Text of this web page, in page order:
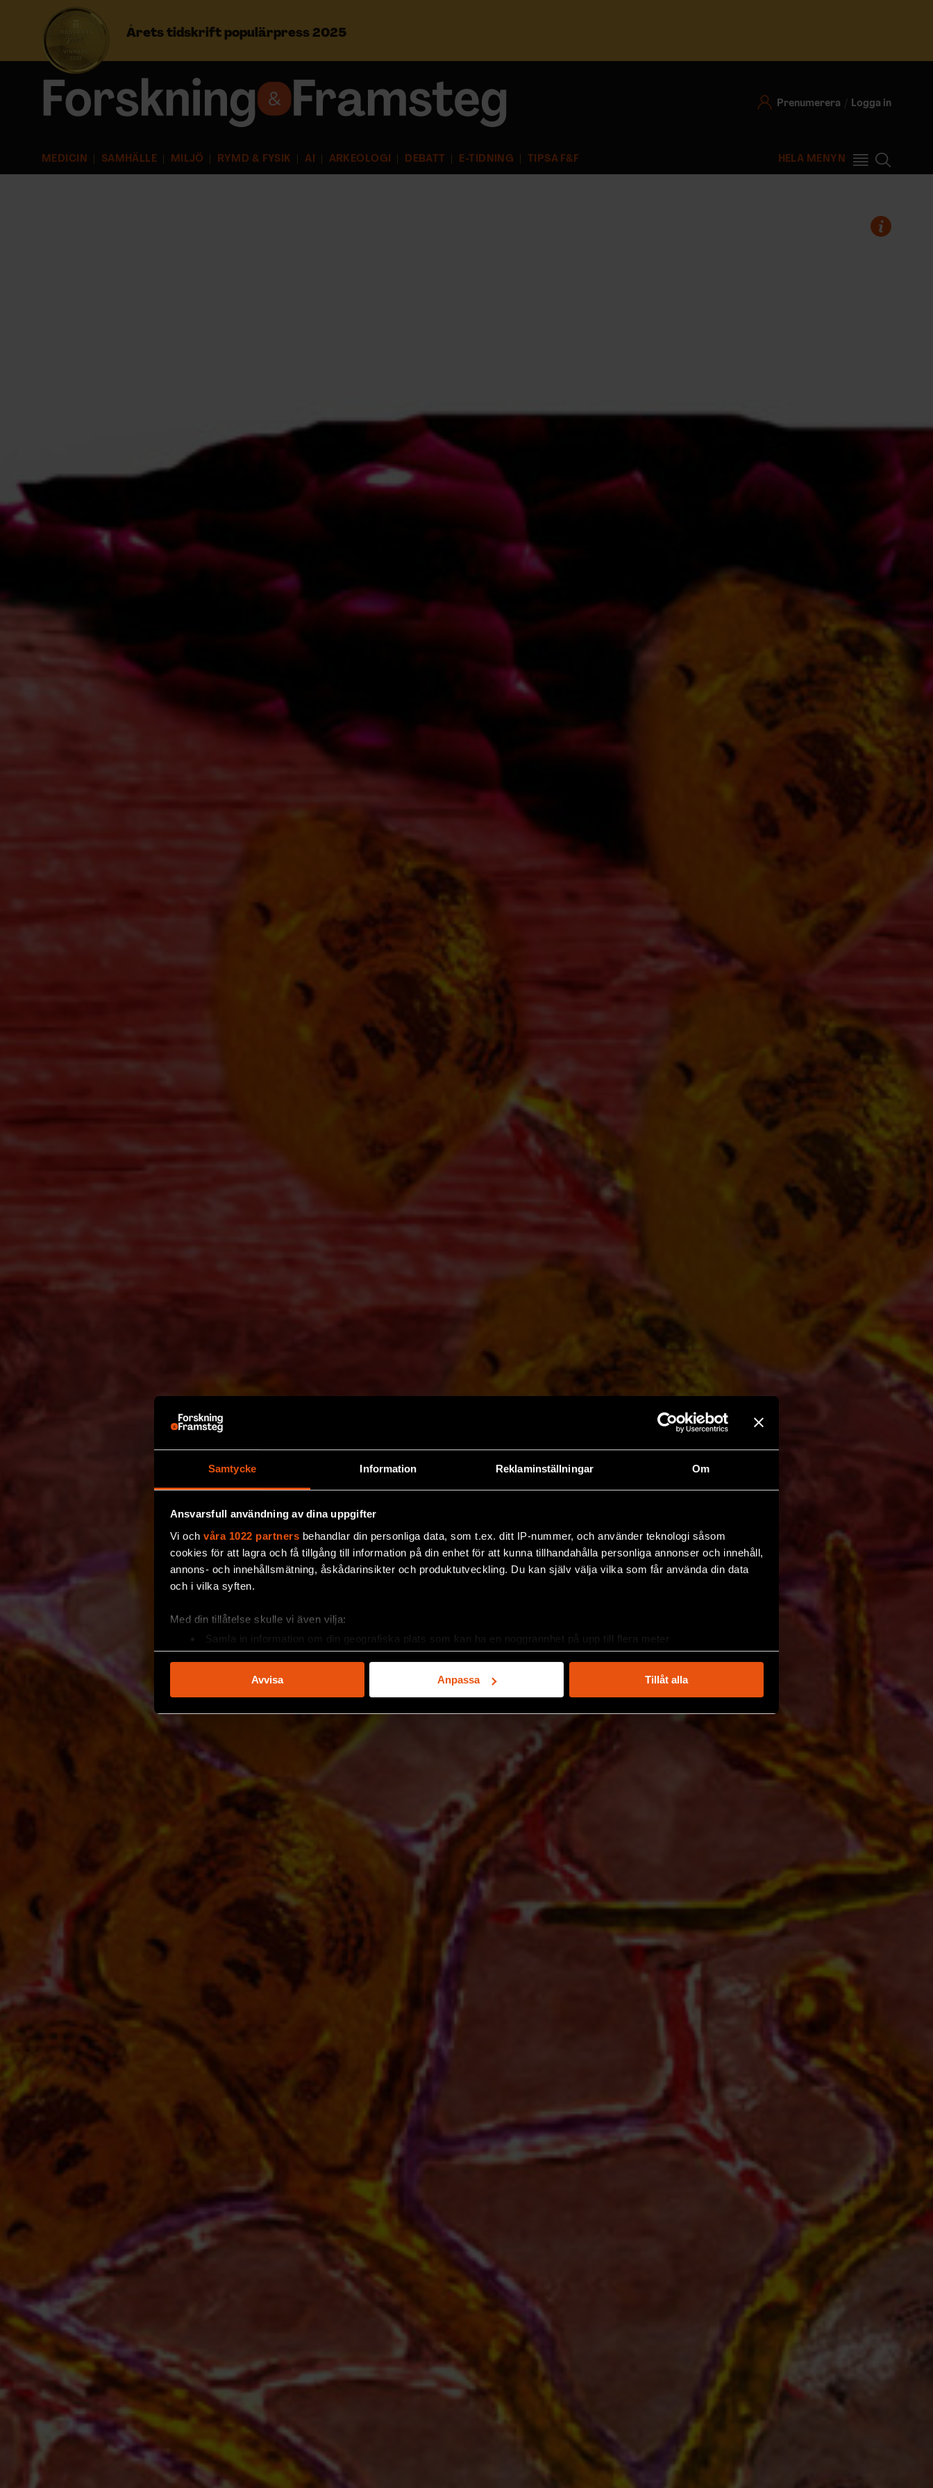
Samtycke Information Reklaminställningar Om
Ansvarsfull användning av dina uppgifter
Vi och våra 1022 partners behandlar din personliga data, som t.ex. ditt IP-nummer, och använder teknologi såsom
cookies för att lagra och få tillgång till information på din enhet för att kunna tillhandahålla personliga annonser och innehåll,
annons- och innehållsmätning, åskådarinsikter och produktutveckling. Du kan själv välja vilka som får använda din data
och i vilka syften.
Med din tillåtelse skulle vi även vilja:
Samla in information om din geografiska plats som kan ha en noggrannhet på upp till flera meter
Identifiera din enhet genom att aktivt skanna den för specifika kännetecken (fingeravtryck)
Ta reda på mer om hur dina personliga uppgifter behandlas och ställ in dina preferenser i
detaljsektionen. Du kan ändra
Vi använder enhetsidentifierare för att anpassa innehållet och annonserna till användarna, tillhandahålla funktioner för
sociala medier och analysera vår trafik. Vi vidarebefordrar även sådana identifierare och annan information från din enhet
till de sociala medier och annons- och analysföretag som vi samarbetar med. Dessa kan i sin tur kombinera informationen
med annan information som du har tillhandahållit eller som de har samlat in när du har använt deras tjänster.
Avvisa Anpassa Tillåt alla
Årets tidskrift populärpress 2025
Prenumerera Logga in
MEDICIN SAMHÄLLE MILJÖ RYMD & FYSIK AI ARKEOLOGI DEBATT E-TIDNING TIPSA F&F HELA MENYN
r
Prenumerera
NYHETSBREV
PRENUMERERA PÅ F&F
ANNONSERA I F&F
OM F&F